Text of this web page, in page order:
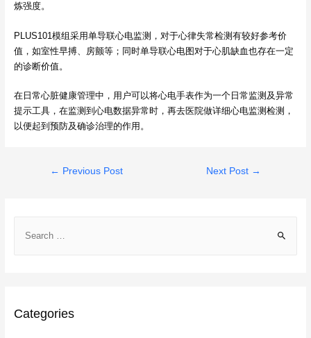
炼强度。
PLUS101模组采用单导联心电监测，对于心律失常检测有较好参考价
值，如室性早搏、房颤等；同时单导联心电图对于心肌缺血也存在一定
的诊断价值。
在日常心脏健康管理中，用户可以将心电手表作为一个日常监测及异常
提示工具，在监测到心电数据异常时，再去医院做详细心电监测检测，
以便起到预防及确诊治理的作用。
Post
← Previous Post Next Post →
h
Categories